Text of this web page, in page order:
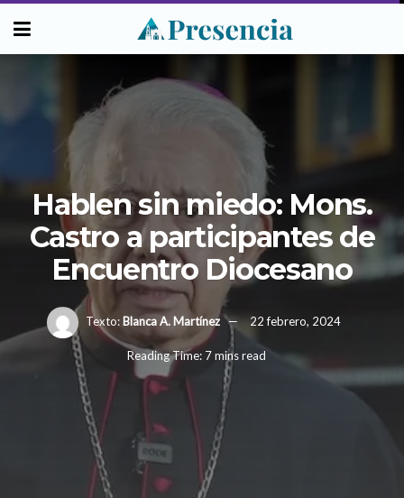
Hablen sin miedo: Mons.
Castro a participantes de
Encuentro Diocesano
Texto: Blanca A. Martínez 22 febrero, 2024
Reading Time: 7 mins read